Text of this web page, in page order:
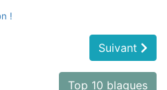
!
Suivant
Top 10 blagues